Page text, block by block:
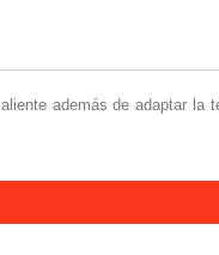
además de adaptar la